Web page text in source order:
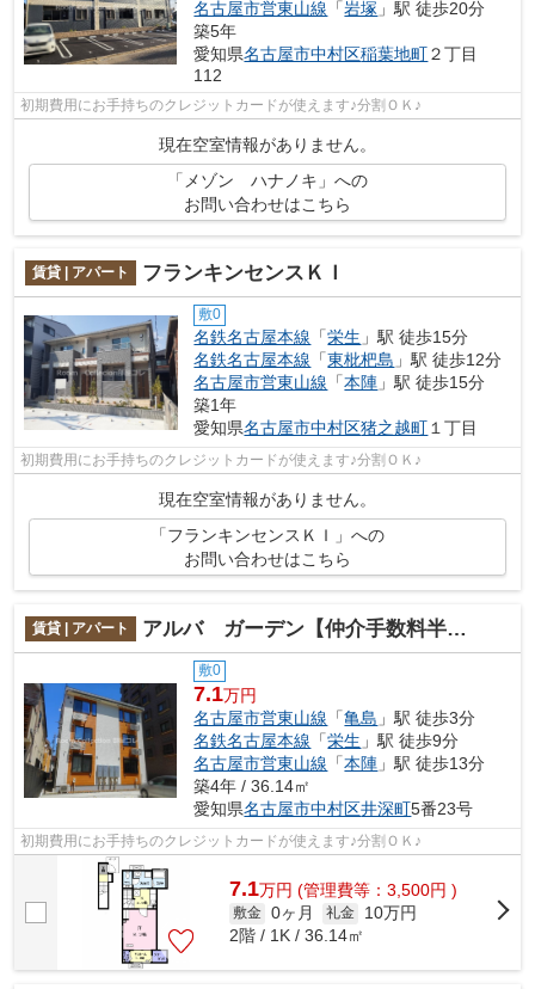
名古屋市営東山線 「岩塚 」駅 徒歩20分
築5年
愛知県名古屋市中村区稲葉地町２丁目
112
初期費用にお手持ちのクレジットカードが使えます♪分割ＯＫ♪
現在空室情報がありません。
「メゾン ハナノキ」への
お問い合わせはこちら
賃貸 | アパート フランキンセンスＫＩ
敷0
名鉄名古屋本線 「栄生 」駅 徒歩15分
名鉄名古屋本線 「東枇杷島 」駅 徒歩12分
名古屋市営東山線 「本陣 」駅 徒歩15分
築1年
愛知県名古屋市中村区猪之越町１丁目
初期費用にお手持ちのクレジットカードが使えます♪分割ＯＫ♪
現在空室情報がありません。
「フランキンセンスＫＩ」への
お問い合わせはこちら
賃貸 | アパート アルバ ガーデン【仲介手数料半額】
敷0
7.1万円
名古屋市営東山線 「亀島 」駅 徒歩3分
名鉄名古屋本線 「栄生 」駅 徒歩9分
名古屋市営東山線 「本陣 」駅 徒歩13分
築4年 / 36.14㎡
愛知県名古屋市中村区井深町5番23号
初期費用にお手持ちのクレジットカードが使えます♪分割ＯＫ♪
7.1万円 (管理費等：3,500円 )
敷金 0ヶ月 礼金
10万円
2階 / 1K / 36.14㎡